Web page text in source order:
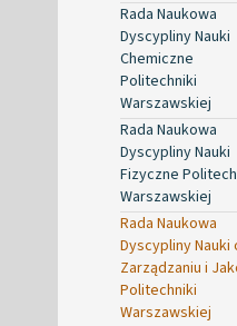
Rada Naukowa
Dyscypliny Nauki
Chemiczne
Politechniki
Warszawskiej
Rada Naukowa
Dyscypliny Nauki
Fizyczne
Warszawskiej
Rada Naukowa
Dyscypliny Nauki
Zarządzaniu i
Politechniki
Warszawskiej